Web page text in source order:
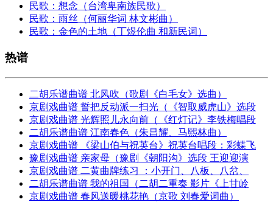
民歌：想念（台湾卑南族民歌）
民歌：雨丝（何丽华词 林文彬曲）
民歌：金色的土地（丁煜伦曲 和新民词）
热谱
二胡乐谱曲谱 北风吹（歌剧《白毛女》选曲）
京剧戏曲谱 誓把反动派一扫光（《智取威虎山》选段
京剧戏曲谱 光辉照儿永向前（《红灯记》李铁梅唱段
二胡乐谱曲谱 江南春色（朱昌耀、马熙林曲）
京剧戏曲谱 《梁山伯与祝英台》祝英台唱段：彩蝶飞
豫剧戏曲谱 亲家母（豫剧《朝阳沟》选段 王迎迎演
京剧戏曲谱 二黄曲牌练习 ：小开门、八板、八岔、
二胡乐谱曲谱 我的祖国（二胡二重奏 影片《上甘岭
京剧戏曲谱 春风送暖桃花艳（京歌 刘春爱词曲）